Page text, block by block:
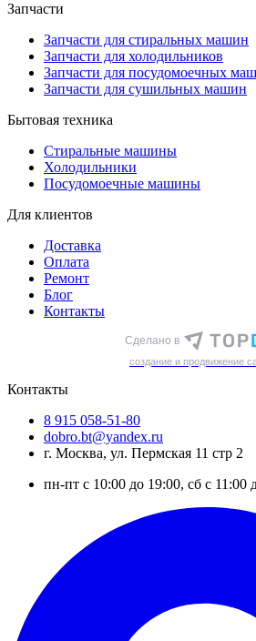
Запчасти
Запчасти для стиральных машин
Запчасти для холодильников
Запчасти для посудомоечных
Запчасти для сушильных машин
Бытовая техника
Стиральные машины
Холодильники
Посудомоечные машины
Для клиентов
Доставка
Оплата
Ремонт
Блог
Контакты
Сделано в
cоздание и продвижение
Контакты
8 915 058-51-80
dobro.bt@yandex.ru
г. Москва, ул. Пермская 11 стр 2
пн-пт с 10:00 до 19:00, сб с 11:00